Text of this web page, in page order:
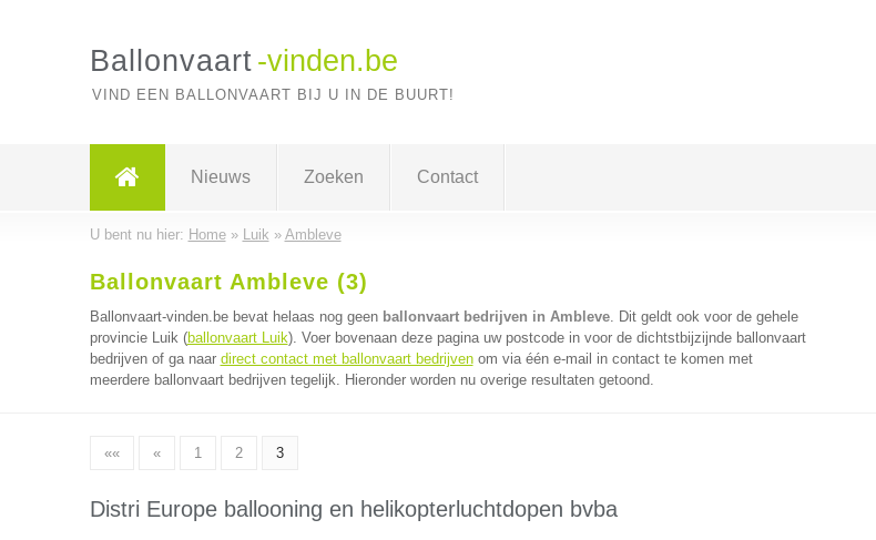
Ballonvaart -vinden.be
VIND EEN BALLONVAART BIJ U IN DE BUURT!
Nieuws Zoeken Contact
U bent nu hier: Home» Luik » Ambleve
Ballonvaart Ambleve (3)
Ballonvaart-vinden.be bevat helaas nog geen ballonvaart bedrijven in Ambleve. Dit geldt ook voor de gehele
provincie Luik (ballonvaart Luik). Voer bovenaan deze pagina uw postcode in voor de dichtstbijzijnde ballonvaart
bedrijven of ga naar direct contact met ballonvaart bedrijvenom via één e-mail in contact te komen met
meerdere ballonvaart bedrijven tegelijk. Hieronder worden nu overige resultaten getoond.
«« « 1 2 3
Distri Europe ballooning en helikopterluchtdopen bvba